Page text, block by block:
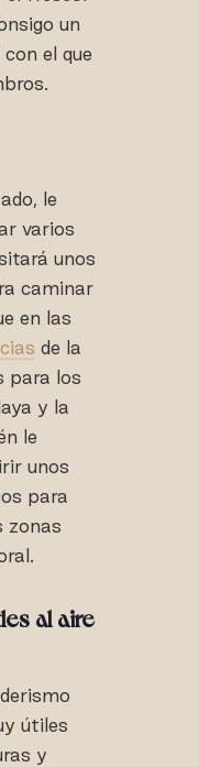
un
el que
le
varios
unos
caminar
en las
de la
para los
y la
le
unos
para
zonas
al aire
útiles
y